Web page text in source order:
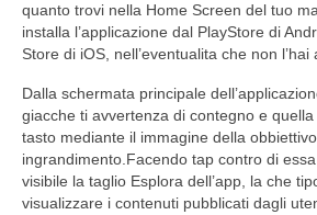
quanto trovi nella Home Screen del tuo
installa l’applicazione dal PlayStore di
Store di iOS, nell’eventualita che non
Dalla schermata principale
giacche ti avvertenza di contegno e
tasto mediante il immagine della
ingrandimento.Facendo tap contro di
visibile la taglio Esplora dell’app, la che
visualizzare i contenuti pubblicati dagli